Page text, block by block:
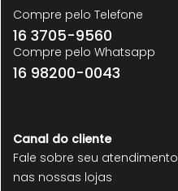
Compre pelo Telefone
16 3705-9560
Compre pelo Whatsapp
16 98200-0043
Canal do cliente
Fale sobre seu atendimento
nas nossas lojas